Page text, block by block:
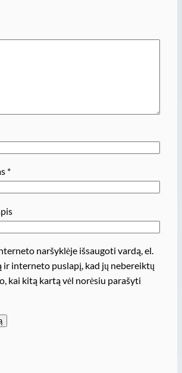
*
naršyklėje išsaugoti vardą, el.
ir interneto puslapį, kad jų nebereiktų
kai kitą kartą vėl norėsiu parašyti